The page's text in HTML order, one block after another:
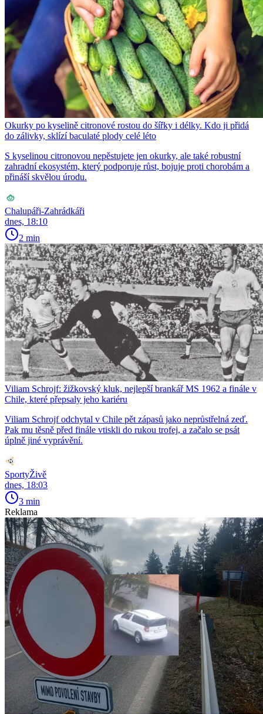
Okurky po kyselině citronové rostou do šířky i délky. Kdo ji přidá
do zálivky, sklízí baculaté plody celé léto
S kyselinou citronovou nepěstujete jen okurky, ale také robustní
zahradní ekosystém, který podporuje růst, bojuje proti chorobám a
přináší skvělou úrodu.
Chalupáři-Zahrádkáři
dnes, 18:10
2 min
Viliam Schrojf: žižkovský kluk, nejlepší brankář MS 1962 a finále v
Chile, které přepsaly jeho kariéru
Viliam Schrojf odchytal v Chile pět zápasů jako neprůstřelná zeď.
Pak mu těsně před finále vtiskli do rukou trofej, a začalo se psát
úplně jiné vyprávění.
SportyŽivě
dnes, 18:03
3 min
Reklama